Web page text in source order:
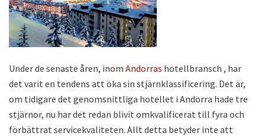
Under de senaste åren, inom Andorras hotellbransch , har
det varit en tendens att öka sin stjärnklassificering. Det är,
om tidigare det genomsnittliga hotellet i Andorra hade tre
stjärnor, nu har det redan blivit omkvalificerat till fyra och
förbättrat servicekvaliteten. Allt detta betyder inte att